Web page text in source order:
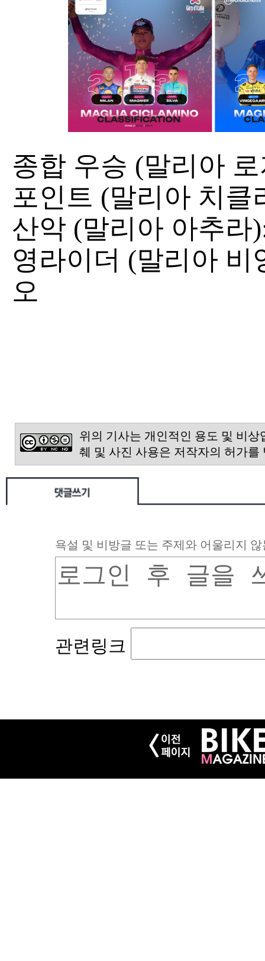
종합 우승 (말리아
포인트 (말리아 치클
산악 (말리아 아추라
영라이더 (말리아 비
오
위의 기사는 개인적인 용도 및 비
췌 및 사진 사용은 저작자의 허가를